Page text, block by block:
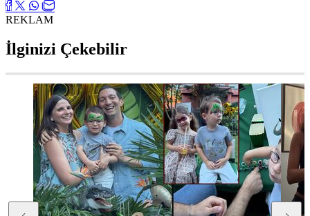
REKLAM
İlginizi Çekebilir